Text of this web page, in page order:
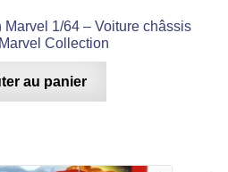
Marvel 1/64 – Voiture châssis
Collection
au panier